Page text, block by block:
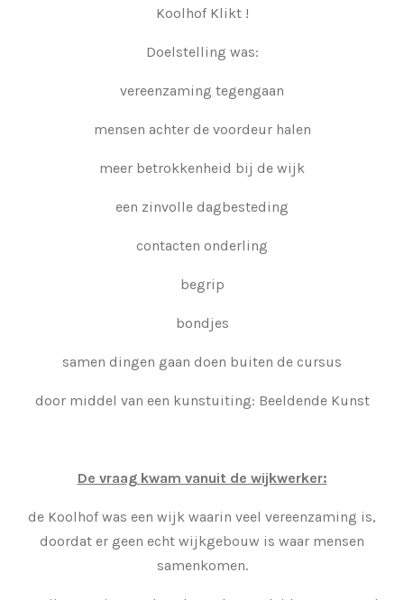
Koolhof Klikt !
Doelstelling was:
vereenzaming tegengaan
mensen achter de voordeur halen
meer betrokkenheid bij de wijk
een zinvolle dagbesteding
contacten onderling
begrip
bondjes
samen dingen gaan doen buiten de cursus
door middel van een kunstuiting: Beeldende Kunst
De vraag kwam vanuit de wijkwerker:
de Koolhof was een wijk waarin veel vereenzaming is,
doordat er geen echt wijkgebouw is waar mensen
samenkomen.